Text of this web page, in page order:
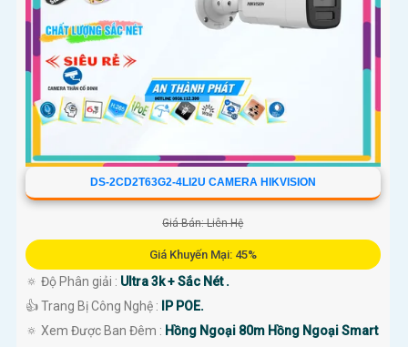
DS-2CD2T63G2-4LI2U CAMERA HIKVISION
Giá Bán: Liên Hệ
Giá Khuyến Mại: 45%
🔅 Độ Phân giải : Ultra 3k + Sắc Nét .
👍 Trang Bị Công Nghệ :
IP POE.
🔅 Xem Được Ban Đêm : Hồng Ngoại 80m Hồng Ngoại Smart